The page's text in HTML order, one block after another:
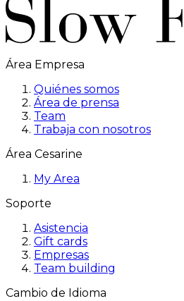
Área Empresa
Quiénes somos
Área de prensa
Team
Trabaja con nosotros
Área Cesarine
My Area
Soporte
Asistencia
Gift cards
Empresas
Team building
Cambio de Idioma